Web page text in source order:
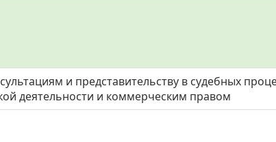
и представительству в судебных
деятельности и коммерческим правом